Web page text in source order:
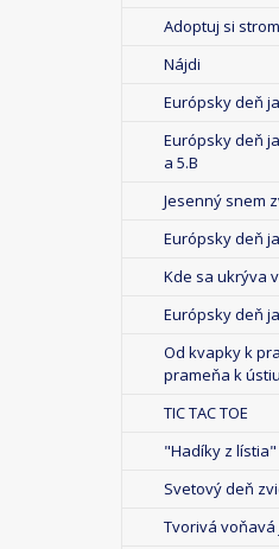
Adoptuj si strom
Nájdi
Európsky deň
Európsky deň
a 5.B
Jesenný snem
Európsky deň
Kde sa ukrýva
Európsky deň
Od kvapky k
prameňa k ústiu
TIC TAC TOE
"Hadíky z lístia"
Svetový deň
Tvorivá voňavá